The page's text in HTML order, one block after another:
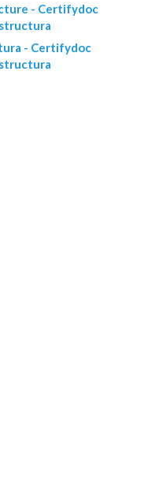
- Certifydoc
- Certifydoc